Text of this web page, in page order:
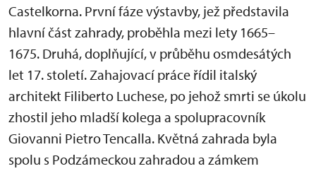
Castelkorna. První fáze výstavby, jež představila
hlavní část zahrady, proběhla mezi lety 1665–
1675. Druhá, doplňující, v průběhu osmdesátých
let 17. století. Zahajovací práce řídil italský
architekt Filiberto Luchese, po jehož smrti se úkolu
zhostil jeho mladší kolega a spolupracovník
Giovanni Pietro Tencalla. Květná zahrada byla
spolu s Podzámeckou zahradou a zámkem